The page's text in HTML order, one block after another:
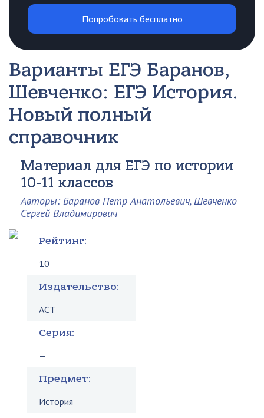
Попробовать бесплатно
Варианты ЕГЭ Баранов,
Шевченко: ЕГЭ История.
Новый полный
справочник
Материал для ЕГЭ по истории
10-11 классов
Авторы: Баранов Петр Анатольевич, Шевченко
Сергей Владимирович
Рейтинг:
10
Издательство:
АСТ
Серия:
—
Предмет:
История